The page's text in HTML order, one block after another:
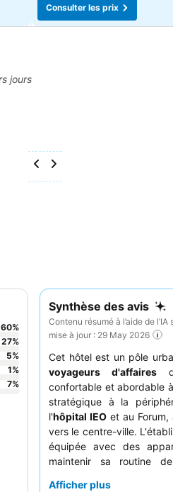
Consulter les prix
jours
Synthèse des avis
Contenu résumé à l’aide de
mise à jour : 29 May 2026
Cet hôtel est un pôle
voyageurs d'affaires
confortable et abordable
stratégique à la
l'hôpital IEOet au Forum,
vers le centre-ville.
équipée avec des
maintenir sa routine
Afficher plus
60%
27%
5%
1%
7%